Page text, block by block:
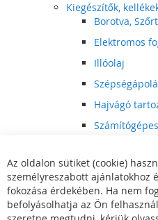
Kiegészítők,
Borotva,
Elektromos
Illóolaj
Hajvágó
Hajvágó
Szórakoztató elektronika
Multimédia
DVD, BluRay
Az oldalon sütiket (cookie)
személyreszabott ajánlatokhoz
fokozása érdekében. Ha nem
befolyásolhatja az Ön